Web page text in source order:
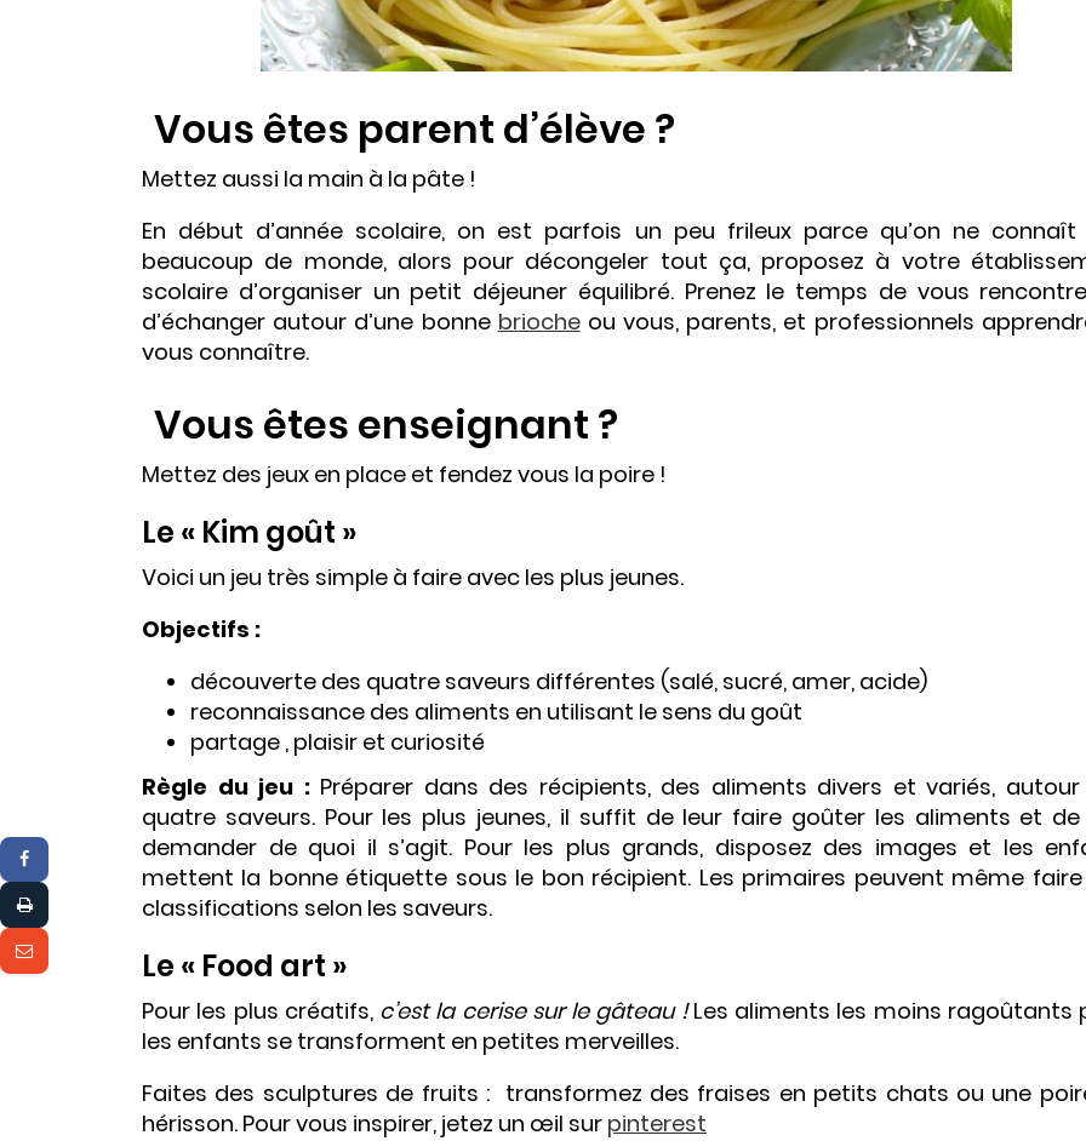
Vous êtes parent d’élève ?
Mettez aussi la main à la pâte !
En début d’année scolaire, on est parfois un peu frileux parce qu’on ne connaît
beaucoup de monde, alors pour décongeler tout ça, proposez à votre
scolaire d’organiser un petit déjeuner équilibré. Prenez le temps de vous
d’échanger autour d’une bonne briocheou vous, parents, et professionnels
vous connaître.
Vous êtes enseignant ?
Mettez des jeux en place et fendez vous la poire !
Le « Kim goût »
Voici un jeu très simple à faire avec les plus jeunes.
Objectifs :
découverte des quatre saveurs différentes (salé, sucré, amer, acide)
reconnaissance des aliments en utilisant le sens du goût
partage , plaisir et curiosité
Règle du jeu : Préparer dans des récipients, des aliments divers et variés, autour
quatre saveurs. Pour les plus jeunes, il suffit de leur faire goûter les aliments et de
demander de quoi il s’agit. Pour les plus grands, disposez des images et les
mettent la bonne étiquette sous le bon récipient. Les primaires peuvent même
classifications selon les saveurs.
Le « Food art »
Pour les plus créatifs, c’est la cerise sur le gâteau !Les aliments les moins ragoûtants
les enfants se transforment en petites merveilles.
Faites des sculptures de fruits : transformez des fraises en petits chats ou une
hérisson. Pour vous inspirer, jetez un œil sur pinterest